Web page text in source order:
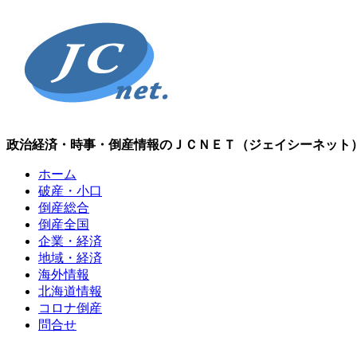
政治経済・時事・倒産情報のＪＣＮＥＴ（ジェイシーネット）
ホーム
破産・小口
倒産総合
倒産全国
企業・経済
地域・経済
海外情報
北海道情報
コロナ倒産
問合せ